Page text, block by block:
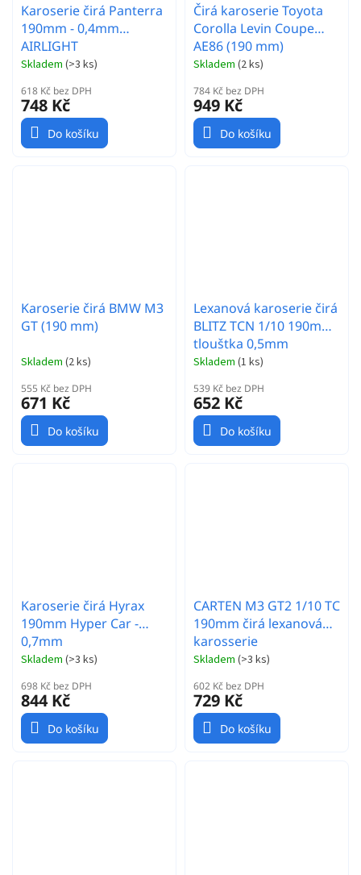
Karoserie čirá Panterra
190mm - 0,4mm
AIRLIGHT
Skladem (>3 ks)
618 Kč bez DPH
748 Kč
Do košíku
Čirá karoserie Toyota
Corolla Levin Coupe
AE86 (190 mm)
Skladem (2 ks)
784 Kč bez DPH
949 Kč
Do košíku
Karoserie čirá BMW M3
GT (190 mm)
Skladem (2 ks)
555 Kč bez DPH
671 Kč
Do košíku
Lexanová karoserie čirá
BLITZ TCN 1/10 190mm,
tlouštka 0,5mm
Skladem (1 ks)
539 Kč bez DPH
652 Kč
Do košíku
Karoserie čirá Hyrax
190mm Hyper Car -
0,7mm
Skladem (>3 ks)
698 Kč bez DPH
844 Kč
Do košíku
CARTEN M3 GT2 1/10 TC
190mm čirá lexanová
karosserie
Skladem (>3 ks)
602 Kč bez DPH
729 Kč
Do košíku